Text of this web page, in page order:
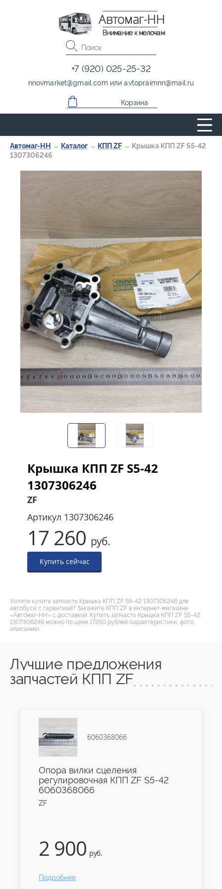
Автомаг-НН → Каталог → КПП ZF → Крышка КПП ZF S5-42
1307306246
Крышка КПП ZF S5-42
1307306246
ZF
Артикул 1307306246
17 260 руб.
Купить сейчас
Хотите купить запчасть Крышка КПП ZF S5-42 1307306246 для
автобуса с гарантией? Закажите КПП ZF в интернет-магазине
«Автомаг-НН» с доставкой. Купить запчасть Крышка КПП ZF S5-42
1307306246 можно по цене 17260 рублей (характеристики, фото,
описание).
Лучшие предложения
запчастей КПП ZF
6060368066
Опора вилки сцеления
регулировочная КПП ZF S5-42
6060368066
ZF
2 900 руб.
Подробнее
Автомаг-НН
Внимание к мелочам
+7 (920) 025-25-32
nnovmarket@gmail.com илиavtopraimnn@mail.ru
Корзина